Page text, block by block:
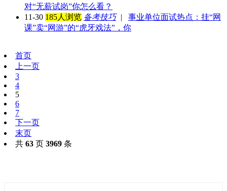
对“无薪试岗”你怎么看？
11-30 185人浏览 备考技巧|
事业单位面试热点：挂“网
课”卖“网游”的“虎牙戏法”，你
首页
上一页
3
4
5
6
7
下一页
末页
共 63 页 3969 条